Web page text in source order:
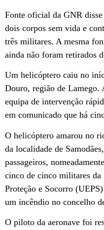
Fonte oficial da GNR
dois corpos sem vida e
três militares. A mesma
ainda não foram retirados
Um helicóptero caiu no
Douro, região de Lamego.
equipa de intervenção
em comunicado que há
O helicóptero amarou no
da localidade de
passageiros,
cinco de cinco militares da
Proteção e Socorro
um incêndio no concelho
O piloto da aeronave foi